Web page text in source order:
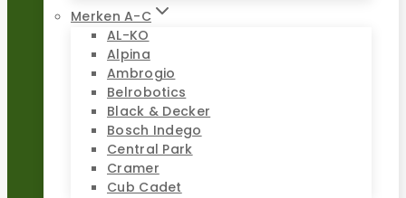
Merken A-C
AL-KO
Alpina
Ambrogio
Belrobotics
Black & Decker
Bosch Indego
Central Park
Cramer
Cub Cadet